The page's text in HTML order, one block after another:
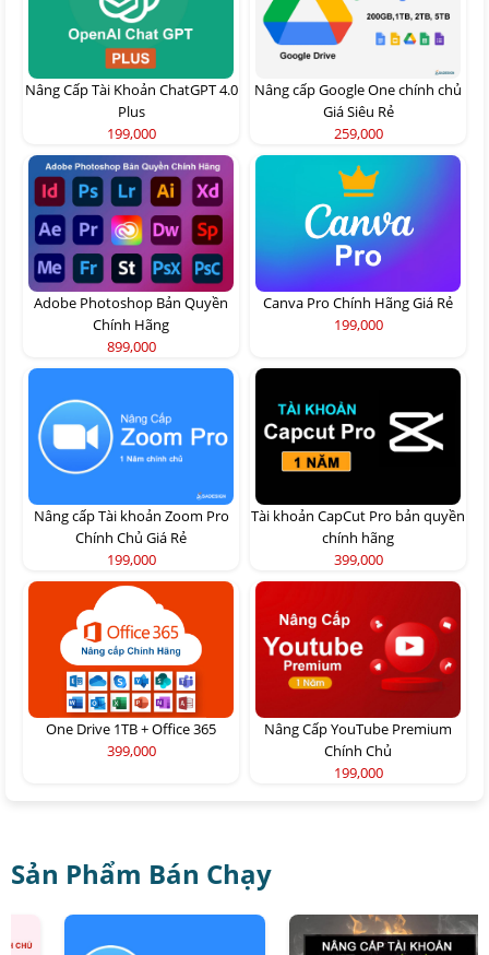
Nâng Cấp Tài Khoản ChatGPT 4.0
Plus
199,000
Nâng cấp Google One chính chủ
Giá Siêu Rẻ
259,000
Adobe Photoshop Bản Quyền
Chính Hãng
899,000
Canva Pro Chính Hãng Giá Rẻ
199,000
Nâng cấp Tài khoản Zoom Pro
Chính Chủ Giá Rẻ
199,000
Tài khoản CapCut Pro bản quyền
chính hãng
399,000
One Drive 1TB + Office 365
399,000
Nâng Cấp YouTube Premium
Chính Chủ
199,000
Sản Phẩm Bán Chạy